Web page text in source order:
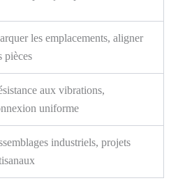
les emplacements, aligner
pièces
aux vibrations,
uniforme
industriels, projets